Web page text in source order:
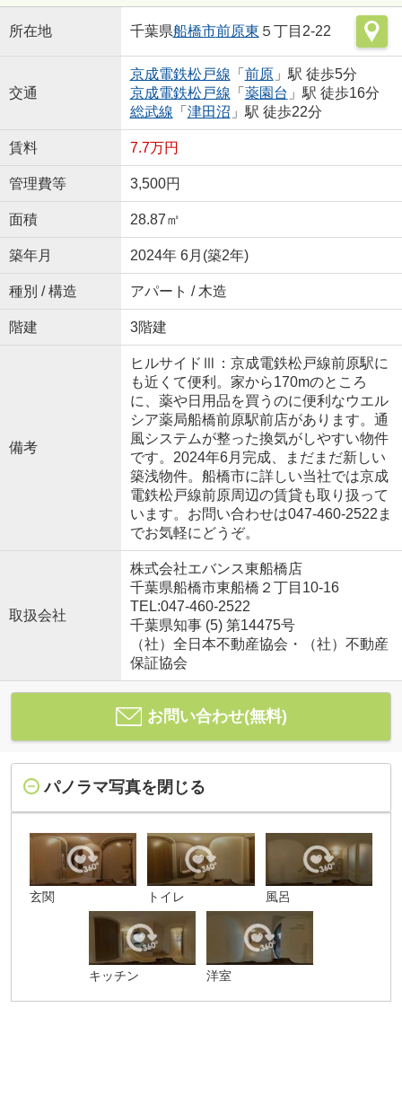
所在地 千葉県船橋市前原東 ５丁目2-22
交通
京成電鉄松戸線 「 前原」駅 徒歩5分
京成電鉄松戸線 「 薬園台 」駅 徒歩16分
総武線 「 津田沼 」駅 徒歩22分
賃料 7.7万円
管理費等 3,500円
面積 28.87㎡
築年月 2024年 6月(築2年)
種別 / 構造 アパート / 木造
階建 3階建
備考
ヒルサイドⅢ：京成電鉄松戸線前原駅に
も近くて便利。家から170mのところ
に、薬や日用品を買うのに便利なウエル
シア薬局船橋前原駅前店があります。通
風システムが整った換気がしやすい物件
です。2024年6月完成、まだまだ新しい
築浅物件。船橋市に詳しい当社では京成
電鉄松戸線前原周辺の賃貸も取り扱って
います。お問い合わせは047-460-2522ま
でお気軽にどうぞ。
取扱会社
株式会社エバンス東船橋店
千葉県船橋市東船橋２丁目10-16
TEL:047-460-2522
千葉県知事 (5) 第14475号
（社）全日本不動産協会・（社）不動産
保証協会
お問い合わせ(無料)
パノラマ写真を閉じる
玄関 トイレ 風呂
キッチン 洋室